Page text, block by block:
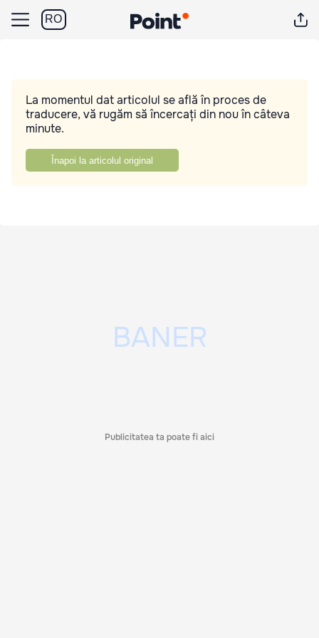
RO
La momentul dat articolul se află în proces de
traducere, vă rugăm să încercați din nou în câteva
minute.
Înapoi la articolul original
Publicitatea ta poate fi aici